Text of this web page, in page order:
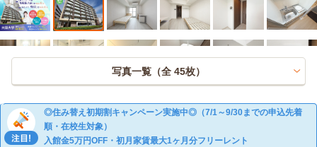
写真一覧（全 45枚）
◎住み替え初期割キャンペーン実施中◎（7/1～9/30までの申込先着
順・在校生対象）
入館金5万円OFF・初月家賃最大1ヶ月分フリーレント